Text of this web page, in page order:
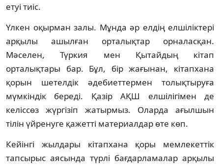
етуі тиіс.
Үлкен оқырман залы. Мұнда әр елдің ел­шіліктері
арқылы ашылған орталықтар ор­наласқан.
Мәселен, Түркия мен Қытайдың кітап
орталықтары бар. Бұл, бір жағынан, кі­тапхана
қорын шетелдік әдебиеттермен то­лықтыруға
мүмкіндік береді. Қазір АҚШ ел­шілігімен де
келіссөз жүргізіп жатырмыз. Олар­да ағылшын
тілін үйренуге қажетті ма­териалдар өте көп.
Кейінгі жылдары кітапхана қоры мемлекеттік
тапсырыс аясында түрлі бағдарламалар арқылы